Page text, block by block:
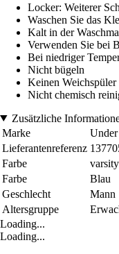
Locker: Weiterer
Waschen Sie das
Kalt in der
Verwenden Sie bei
Bei niedriger
Nicht bügeln
Keinen Weichspüler
Nicht chemisch
Zusätzliche
Marke
Lieferantenreferenz
Farbe
Farbe
Blau
Geschlecht
Mann
Altersgruppe
Loading...
Loading...